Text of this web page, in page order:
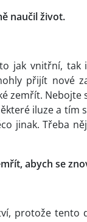
naučil život.
jak vnitřní,
přijít nové
zemřít.
iluze a tím
jinak. Třeba
abych se
protože tento